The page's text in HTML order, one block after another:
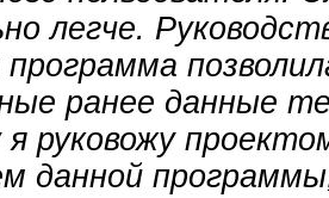
легче.
программа
ранее данные
я руковожу
данной